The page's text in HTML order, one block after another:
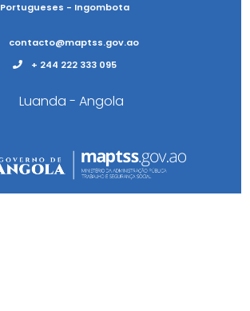
Portugueses - Ingombota
contacto@maptss.gov.ao
+ 244 222 333 095
Luanda - Angola